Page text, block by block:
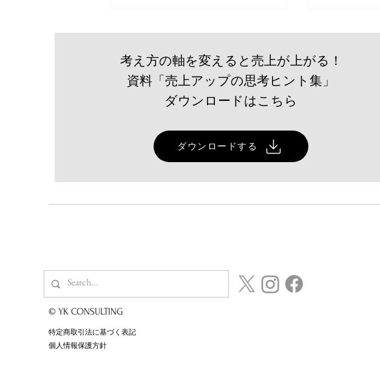
【飲食店・観光業必見】小規
模事業者持続化補助金を活用
した成功シナリオ集 ― 新規
考え方の軸を変えると売上が上がる！
資料「売上アップの思考ヒント集」
​ダウンロードはこちら
ダウンロードする
© YK CONSULTING
特定商取引法に基づく表記
個人情報保護方針